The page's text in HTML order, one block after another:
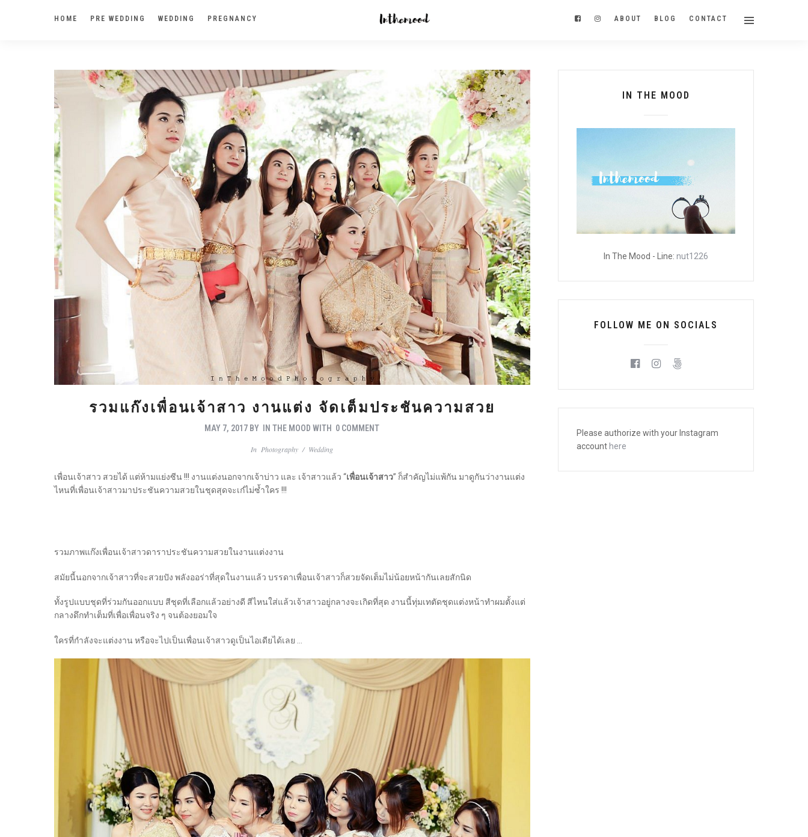
HOME PRE WEDDING WEDDING PREGNANCY ABOUT BLOG CONTACT
รวมแก๊งเพื่อนเจ้าสาว งานแต่ง จัดเต็มประชันความสวย
MAY 7, 2017 BY IN THE MOOD WITH 0 COMMENT
InPhotography / Wedding
เพื่อนเจ้าสาว สวยได้ แต่ห้ามแย่งซีน !!! งานแต่งนอกจากเจ้าบ่าว และ เจ้าสาวแล้ว “เพื่อนเจ้าสาว” ก็สำคัญไม่แพ้กัน มาดูกันว่างานแต่ง
ไหนที่เพื่อนเจ้าสาวมาประชันความสวยในชุดสุดจะเก๋ไม่ซ้ำใคร !!!
รวมภาพแก๊งเพื่อนเจ้าสาวดาราประชันความสวยในงานแต่งงาน
สมัยนี้นอกจากเจ้าสาวที่จะสวยปัง พลังออร่าที่สุดในงานแล้ว บรรดาเพื่อนเจ้าสาวก็สวยจัดเต็มไม่น้อยหน้ากันเลยสักนิด
ทั้งรูปแบบชุดที่ร่วมกันออกแบบ สีชุดที่เลือกแล้วอย่างดี สีไหนใส่แล้วเจ้าสาวอยู่กลางจะเกิดที่สุด งานนี้ทุ่มเทตัดชุดแต่งหน้าทำผมตั้งแต่
กลางดึกทำเต็มที่เพื่อเพื่อนจริง ๆ จนต้องยอมใจ
ใครที่กำลังจะแต่งงาน หรือจะไปเป็นเพื่อนเจ้าสาวดูเป็นไอเดียได้เลย …
IN THE MOOD
In The Mood - Line:nut1226
FOLLOW ME ON SOCIALS
Please authorize with your Instagram
account here